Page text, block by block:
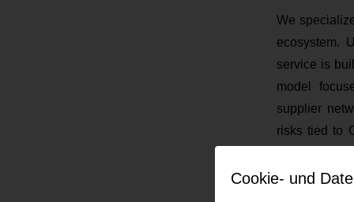
Cookie- und
We
ecosystem.
service is
model
supplier
risks tied to
We also